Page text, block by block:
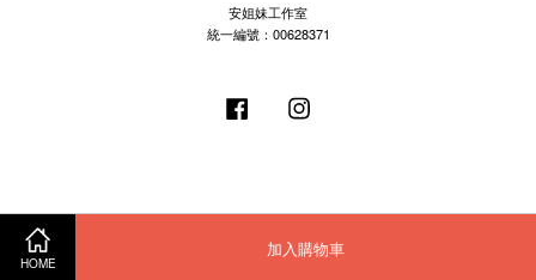
HOME
加入購物車
安姐妹工作室
統一編號：00628371
Facebook